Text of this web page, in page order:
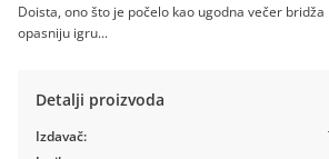
Doista, ono što je počelo kao ugodna večer
opasniju igru...
Detalji proizvoda
Izdavač: